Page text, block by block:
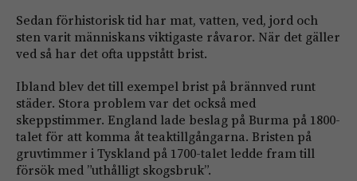
Sedan förhistorisk tid har mat, vatten, ved, jord och
sten varit människans viktigaste råvaror. När det gäller
ved så har det ofta uppstått brist.
Ibland blev det till exempel brist på brännved runt
städer. Stora problem var det också med
skeppstimmer. England lade beslag på Burma på 1800-
talet för att komma åt teaktillgångarna. Bristen på
gruvtimmer i Tyskland på 1700-talet ledde fram till
försök med ”uthålligt skogsbruk”.